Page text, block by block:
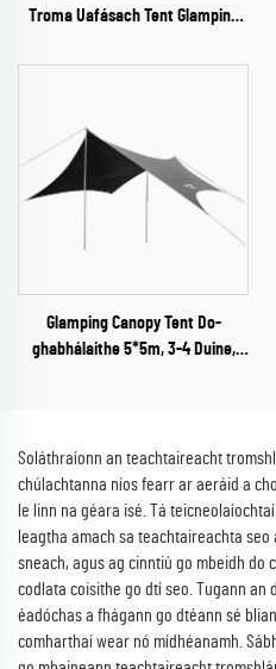
Troma Uafásach Tent Glamping
Glamping Canopy Tent Do-
ghabhálaithe 5*5m, 3-4 Duine,
Soláthraíonn an teachtaireacht
chúlachtanna níos fearr ar aeráid a
le linn na géara isé. Tá
leagtha amach sa teachtaireachta
sneach, agus ag cinntiú go mbeidh do
codlata coisithe go dtí seo. Tugann an
éadóchas a fhágann go dtéann sé
comharthaí wear nó mídhéanamh.